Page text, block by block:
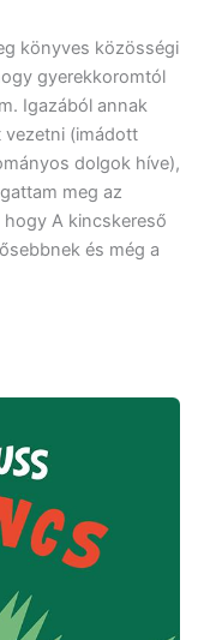
könyves közösségi
gyerekkoromtól
Igazából annak
vezetni (imádott
dolgok híve),
meg az
A kincskereső
és még a